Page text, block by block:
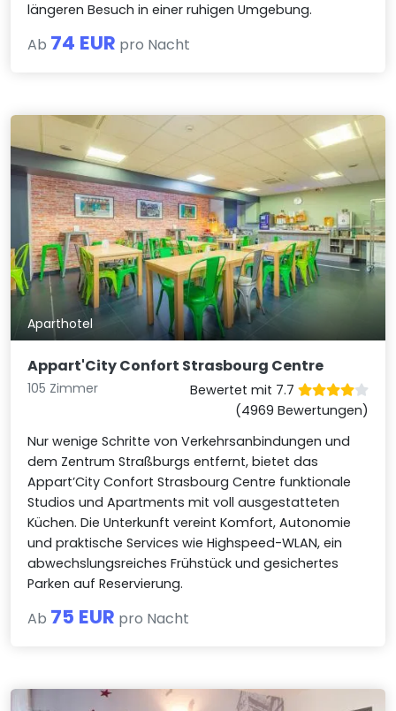
längeren Besuch in einer ruhigen Umgebung.
Ab 74 EUR pro Nacht
Aparthotel
Appart'City Confort Strasbourg Centre
105 Zimmer
Bewertet mit 7.7
(4969 Bewertungen)
Nur wenige Schritte von Verkehrsanbindungen und
dem Zentrum Straßburgs entfernt, bietet das
Appart’City Confort Strasbourg Centre funktionale
Studios und Apartments mit voll ausgestatteten
Küchen. Die Unterkunft vereint Komfort, Autonomie
und praktische Services wie Highspeed-WLAN, ein
abwechslungsreiches Frühstück und gesichertes
Parken auf Reservierung.
Ab 75 EUR pro Nacht